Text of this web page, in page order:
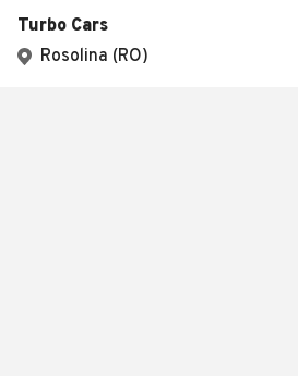
Turbo Cars
Rosolina (RO)